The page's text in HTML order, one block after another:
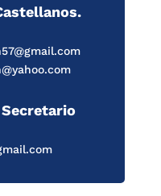
Secretario